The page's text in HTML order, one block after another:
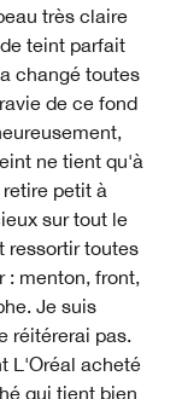
très claire
teint parfait
changé toutes
de ce fond
ne tient qu'à
petit à
sur tout le
ressortir toutes
menton, front,
Je suis
réitérerai pas.
L'Oréal acheté
qui tient bien